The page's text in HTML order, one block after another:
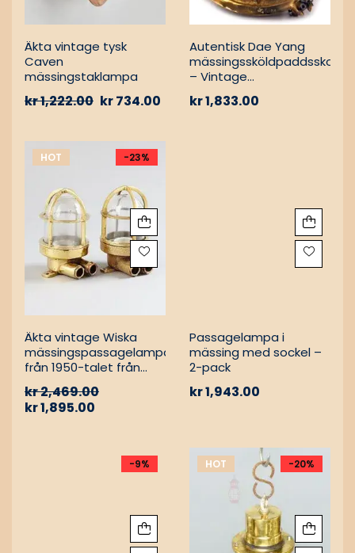
Äkta vintage tysk
Caven
mässingstaklampa
kr1,222.00 kr734.00
Autentisk Dae Yang
– Vintage
kr1,833.00
HOT -23%
Äkta vintage Wiska
mässingspassagelampa
från 1950-talet från
kr2,469.00
kr1,895.00
Passagelampa i
mässing med sockel –
2-pack
kr1,943.00
-9% HOT -20%